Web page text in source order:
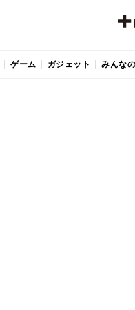
ゲーム ガジェット みんな